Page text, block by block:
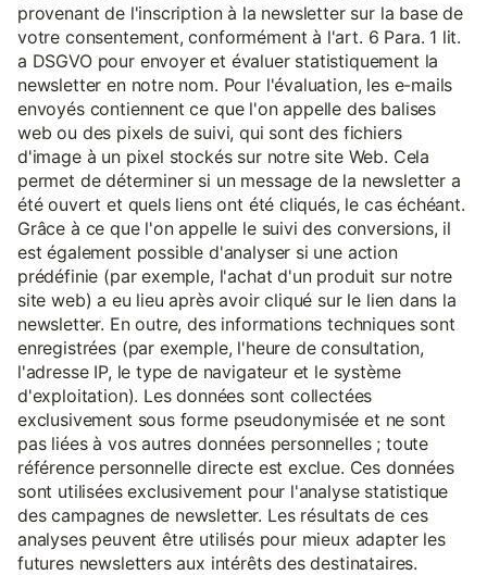
provenant de l'inscription à la newsletter sur la base de
votre consentement, conformément à l'art. 6 Para. 1 lit.
a DSGVO pour envoyer et évaluer statistiquement la
newsletter en notre nom. Pour l'évaluation, les e-mails
envoyés contiennent ce que l'on appelle des balises
web ou des pixels de suivi, qui sont des fichiers
d'image à un pixel stockés sur notre site Web. Cela
permet de déterminer si un message de la newsletter a
été ouvert et quels liens ont été cliqués, le cas échéant.
Grâce à ce que l'on appelle le suivi des conversions, il
est également possible d'analyser si une action
prédéfinie (par exemple, l'achat d'un produit sur notre
site web) a eu lieu après avoir cliqué sur le lien dans la
newsletter. En outre, des informations techniques sont
enregistrées (par exemple, l'heure de consultation,
l'adresse IP, le type de navigateur et le système
d'exploitation). Les données sont collectées
exclusivement sous forme pseudonymisée et ne sont
pas liées à vos autres données personnelles ; toute
référence personnelle directe est exclue. Ces données
sont utilisées exclusivement pour l'analyse statistique
des campagnes de newsletter. Les résultats de ces
analyses peuvent être utilisés pour mieux adapter les
futures newsletters aux intérêts des destinataires.